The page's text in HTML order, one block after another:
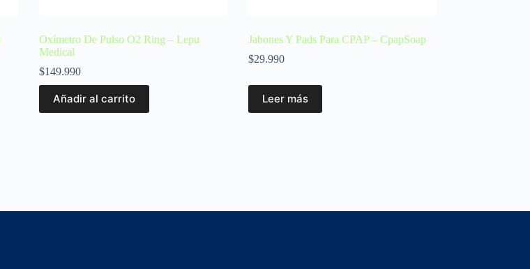
Oxímetro De Pulso O2 Ring – Lepu
Medical
$149.990
Añadir al carrito
Jabones Y Pads Para CPAP – CpapSoap
$29.990
Leer más